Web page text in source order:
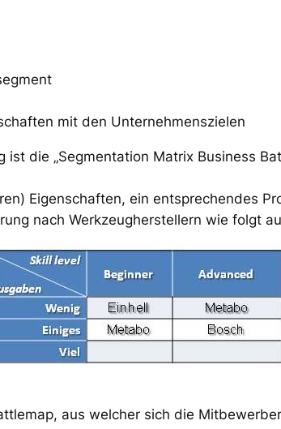
mit den Unternehmenszielen
ist die „Segmentation Matrix Business
Eigenschaften, ein entsprechendes
nach Werkzeugherstellern wie folgt
aus welcher sich die